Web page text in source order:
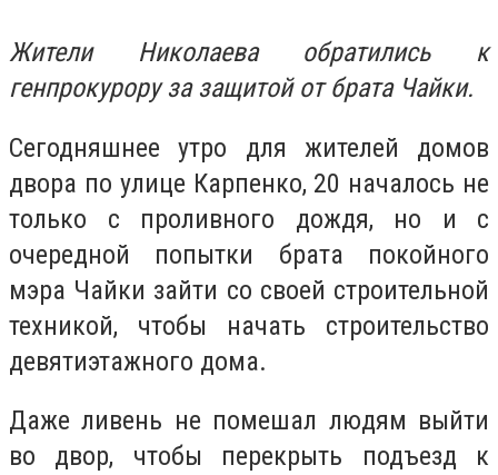
Жители Николаева обратились к
генпрокурору за защитой от брата Чайки.
Сегодняшнее утро для жителей домов
двора по улице Карпенко, 20 началось не
только с проливного дождя, но и с
очередной попытки брата покойного
мэра Чайки зайти со своей строительной
техникой, чтобы начать строительство
девятиэтажного дома.
Даже ливень не помешал людям выйти
во двор, чтобы перекрыть подъезд к